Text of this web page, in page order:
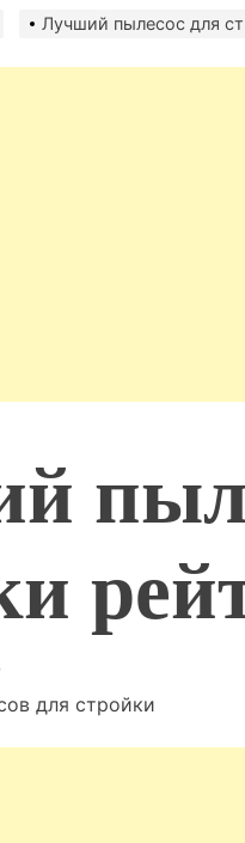
Лучший пылесос для
для стройки